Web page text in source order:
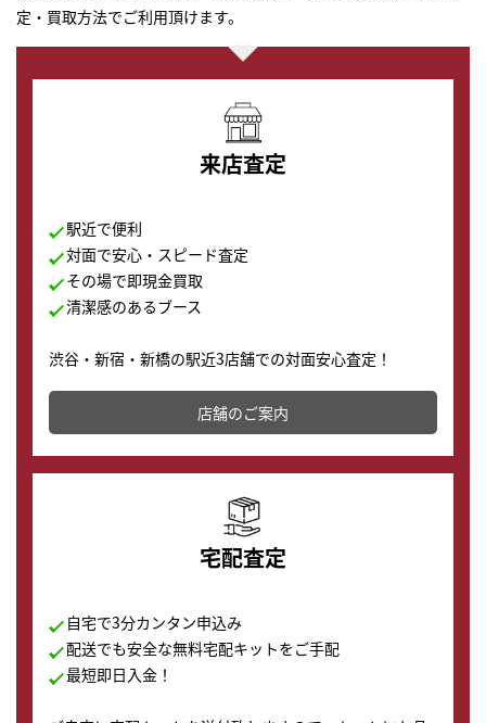
定・買取方法でご利用頂けます。
来店査定
駅近で便利
対面で安心・スピード査定
その場で即現金買取
清潔感のあるブース
渋谷・新宿・新橋の駅近3店舗での対面安心査定！
その場で現金買取致します。渋谷本店では、時計販売の
店舗を併設しており、下取りに出してお得に新しい時計
の購入もできます♪
店舗のご案内
宅配査定
自宅で3分カンタン申込み
配送でも安全な無料宅配キットをご手配
最短即日入金！